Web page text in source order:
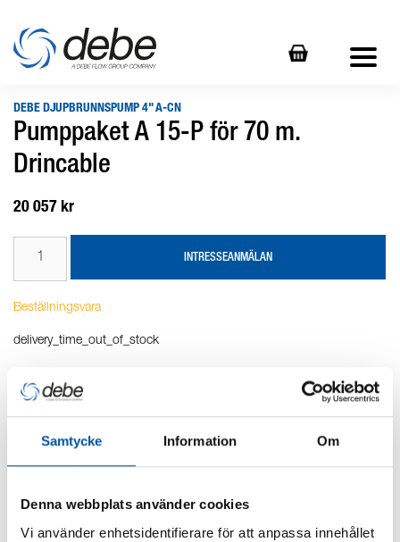
Samtycke Information Om
Denna webbplats använder cookies
Vi använder enhetsidentifierare för att anpassa innehållet
DEBE DJUPBRUNNSPUMP 4" A-CN
Pumppaket A 15-P för 70 m.
Drincable
20 057 kr
INTRESSEANMÄLAN
Beställningsvara
delivery_time_out_of_stock
Produktbeskrivning
Teknisk dokumentation